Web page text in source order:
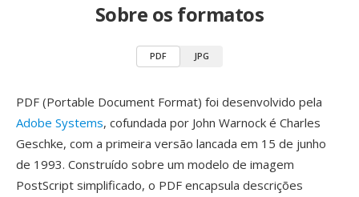
Sobre os formatos
PDF JPG
PDF (Portable Document Format) foi desenvolvido pela
Adobe Systems, cofundada por John Warnock é Charles
Geschke, com a primeira versão lancada em 15 de junho
de 1993. Construído sobre um modelo de imagem
PostScript simplificado, o PDF encapsula descrições